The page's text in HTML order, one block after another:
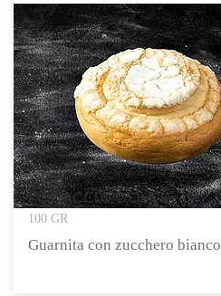
FOCACCIA DOLCE
100 GR
Guarnita con zucchero bianco